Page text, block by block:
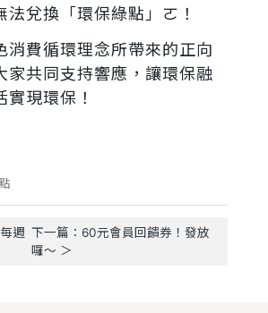
法兌換「環保綠點」ㄛ！
消費循環理念所帶來的正向
家共同支持響應，讓環保融
實現環保！
週 下一篇：60元會員回饋券！發放
囉～ ＞